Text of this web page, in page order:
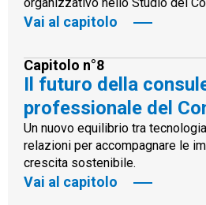
organizzativo nello Studio del
Vai al capitolo
Capitolo n°8
Il futuro della
professionale del
Un nuovo equilibrio tra
relazioni per accompagnare le
crescita sostenibile.
Vai al capitolo